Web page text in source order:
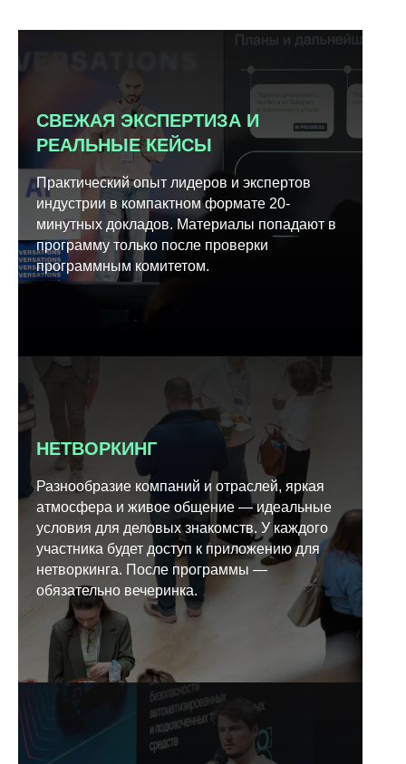
СВЕЖАЯ ЭКСПЕРТИЗА И
РЕАЛЬНЫЕ КЕЙСЫ
Практический опыт лидеров и экспертов
индустрии в компактном формате 20-
минутных докладов. Материалы попадают в
программу только после проверки
программным комитетом.
НЕТВОРКИНГ
Разнообразие компаний и отраслей, яркая
атмосфера и живое общение — идеальные
условия для деловых знакомств. У каждого
участника будет доступ к приложению для
нетворкинга. После программы —
обязательно вечеринка.